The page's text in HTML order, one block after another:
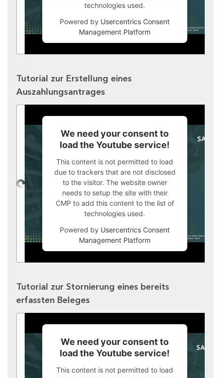
technologies used.
Powered by Usercentrics Consent
Management Platform
Tutorial zur Erstellung eines
Auszahlungsantrages
We need your consent to
load the Youtube service!
This content is not permitted to load
due to trackers that are not disclosed
to the visitor. The website owner
needs to setup the site with their
CMP to add this content to the list of
technologies used.
Powered by Usercentrics Consent
Management Platform
Tutorial zur Stornierung eines bereits
erfassten Beleges
We need your consent to
load the Youtube service!
This content is not permitted to load